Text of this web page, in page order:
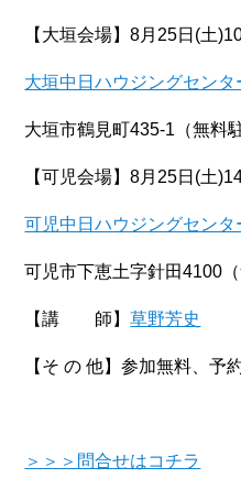
【大垣会場】8月25日(土
大垣中日ハウジングセンタ
大垣市鶴見町435-1（無料
【可児会場】8月25日(土
可児中日ハウジングセンタ
可児市下恵土字針田4100（
【講 師】草野芳史
【そ の 他】参加無料、予
＞＞＞問合せはコチラ